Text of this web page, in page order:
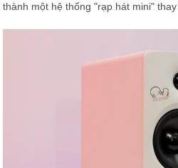
thành một hệ thống "rạp hát mini"